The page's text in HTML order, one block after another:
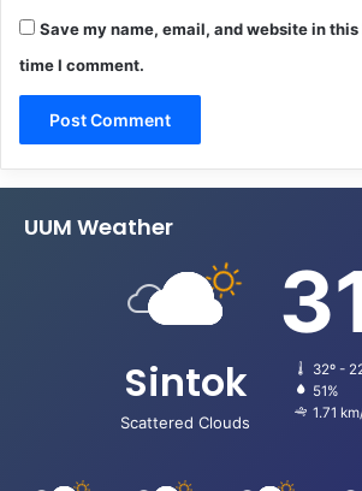
Save my name, email, and website in
time I comment.
UUM Weather
Sintok
Scattered Clouds
32º -
51%
1.71